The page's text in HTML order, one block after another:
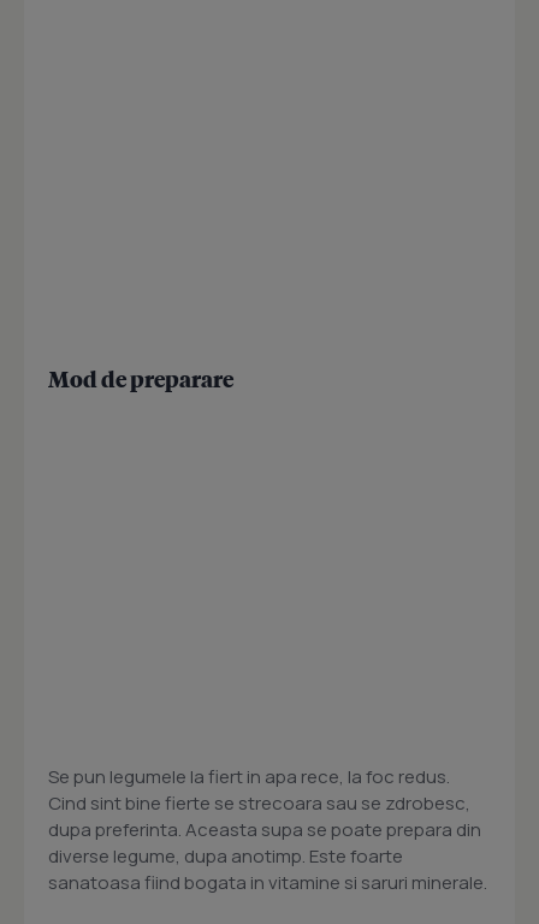
Mod de preparare
Se pun legumele la fiert in apa rece, la foc redus.
Cind sint bine fierte se strecoara sau se zdrobesc,
dupa preferinta. Aceasta supa se poate prepara din
diverse legume, dupa anotimp. Este foarte
sanatoasa fiind bogata in vitamine si saruri minerale.